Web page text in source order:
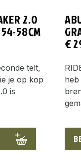
2.0
58CM
telt,
je op kop
is
€
heb